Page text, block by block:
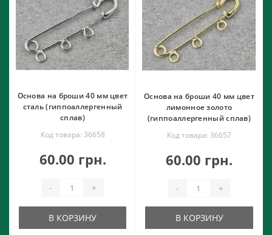
Основа на броши 40 мм цвет
сталь (гиппоаллергенный
сплав)
Код товара: 36658
60.00 грн.
- +
В КОРЗИНУ
Основа на броши 40 мм цвет
лимонное золото
(гиппоаллергенный сплав)
Код товара: 36657
60.00 грн.
- +
В КОРЗИНУ